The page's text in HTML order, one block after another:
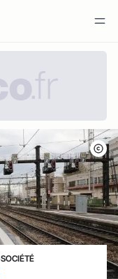
SOCIÉTÉ